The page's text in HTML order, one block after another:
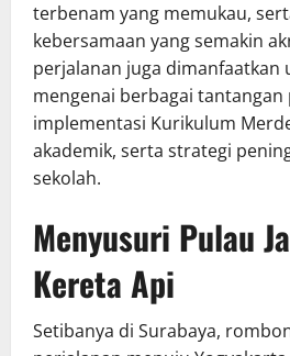
terbenam yang memukau,
kebersamaan yang semakin
perjalanan juga dimanfaatkan
mengenai berbagai tantangan
implementasi Kurikulum
akademik, serta strategi
sekolah.
Menyusuri Pulau
Kereta Api
Setibanya di Surabaya,